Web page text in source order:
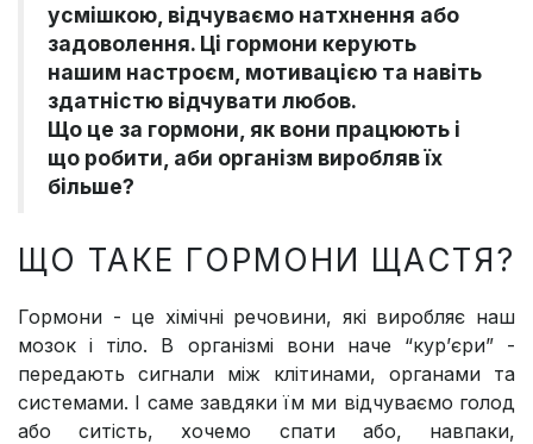
усмішкою, відчуваємо натхнення або
задоволення. Ці гормони керують
нашим настроєм, мотивацією та навіть
здатністю відчувати любов.
Що це за гормони, як вони працюють і
що робити, аби організм виробляв їх
більше?
ЩО ТАКЕ ГОРМОНИ ЩАСТЯ?
Гормони - це хімічні речовини, які виробляє наш
мозок і тіло. В організмі вони наче “кур’єри” -
передають сигнали між клітинами, органами та
системами. І саме завдяки їм ми відчуваємо голод
або ситість, хочемо спати або, навпаки,